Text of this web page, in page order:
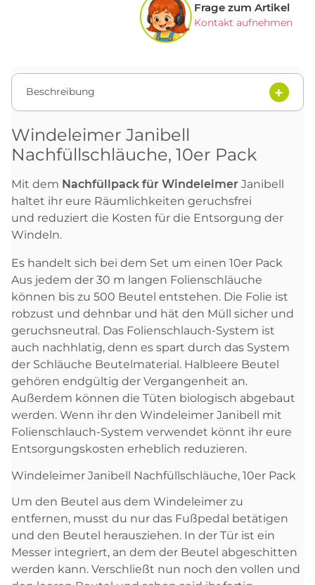
Frage zum Artikel
Kontakt aufnehmen
Beschreibung
Windeleimer Janibell
Nachfüllschläuche, 10er Pack
Mit dem Nachfüllpack für Windeleimer Janibell
haltet ihr eure Räumlichkeiten geruchsfrei
und reduziert die Kosten für die Entsorgung der
Windeln.
Es handelt sich bei dem Set um einen 10er Pack
Aus jedem der 30 m langen Folienschläuche
können bis zu 500 Beutel entstehen. Die Folie ist
robzust und dehnbar und hät den Müll sicher und
geruchsneutral. Das Folienschlauch-System ist
auch nachhlatig, denn es spart durch das System
der Schläuche Beutelmaterial. Halbleere Beutel
gehören endgültig der Vergangenheit an.
Außerdem können die Tüten biologisch abgebaut
werden. Wenn ihr den Windeleimer Janibell mit
Folienschlauch-System verwendet könnt ihr eure
Entsorgungskosten erheblich reduzieren.
Windeleimer Janibell Nachfüllschläuche, 10er Pack
Um den Beutel aus dem Windeleimer zu
entfernen, musst du nur das Fußpedal betätigen
und den Beutel herausziehen. In der Tür ist ein
Messer integriert, an dem der Beutel abgeschitten
werden kann. Verschließt nun noch den vollen und